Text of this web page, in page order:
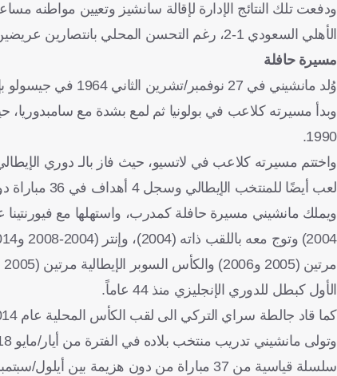
ودفعت تلك النتائج الإدارة لإقالة سانشيز وتعيين
الأهلي السعودي 1-2، رغم التحسن المحلي بانتصارين عريضين على الريان 5–1 وأم صلال 8–3.
مسيرة حافلة
وُلد مانشيني في 27 نوفمبر/تشرين الثاني 1964 في جيسولو بإيطاليا.
1990.
واختتم مسيرته كلاعب في لاتسيو، حيث فاز بالـ دوري الإيطالي 2000 وكأس الكؤوس الأوروبية
لعب أيضًا للمنتخب الإيطالي وسجل 4 أهداف في 36 مباراة دولية.
الأول كبطل للدوري الإنجليزي منذ 44 عاماً.
كما قاد جالطة سراي التركي الى لقب الكأس المحلية عام 2014.
سلسلة قياسية من 37 مباراة من دون هزيمة بين أيلول/سبتمبر 2018 وتشرين الأول/أكتوبر 2021.